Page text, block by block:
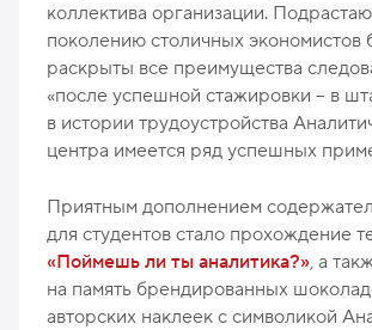
коллектива организации.
поколению столичных экономистов
раскрыты все преимущества
«после успешной стажировки – в
в истории трудоустройства
центра имеется ряд успешных
Приятным дополнением
для студентов стало прохождение
«Поймешь ли ты аналитика?», а
на память брендированных
авторских наклеек с символикой